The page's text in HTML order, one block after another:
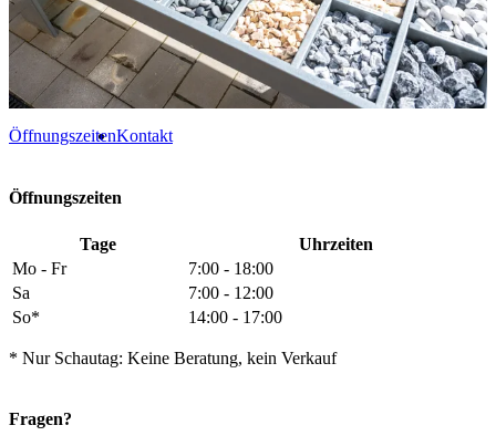
ÖffnungszeitenKontakt
Öffnungszeiten
Tage
Uhrzeiten
Mo - Fr
7:00 - 18:00
Sa
7:00 - 12:00
So*
14:00 - 17:00
* Nur Schautag: Keine Beratung, kein Verkauf
Fragen?